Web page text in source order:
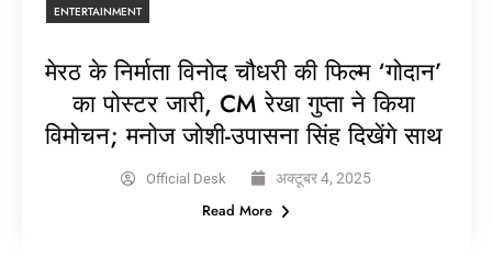
ENTERTAINMENT
मेरठ के निर्माता विनोद चौधरी की फिल्म ‘गोदान’
का पोस्टर जारी, CM रेखा गुप्ता ने किया
विमोचन; मनोज जोशी-उपासना सिंह दिखेंगे साथ
Official Desk अक्टूबर 4, 2025
Read More